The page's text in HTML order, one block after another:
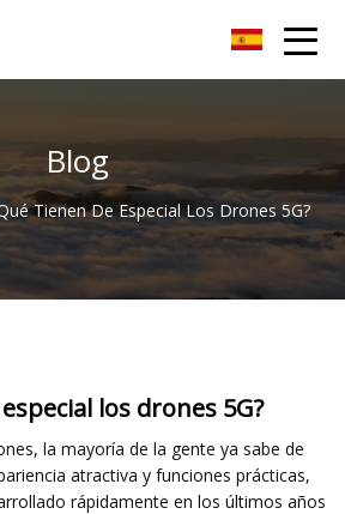
Blog
Tienen De Especial Los Drones 5G?
los drones 5G?
la mayoría de la gente ya sabe de
atractiva y funciones prácticas,
rápidamente en los últimos años